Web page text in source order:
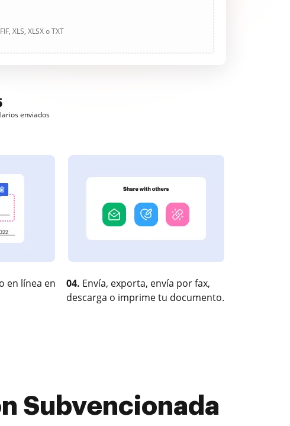
XLS, XLSX o TXT
enviados
en línea en
04. Envía, exporta, envía por fax,
descarga o imprime tu documento.
Subvencionada